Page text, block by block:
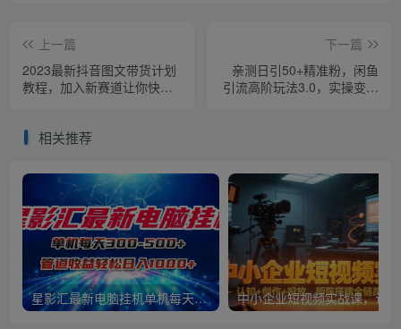
上一篇
2023最新抖音图文带货计划
教程，加入新赛道让你快速
下一篇
亲测日引50+精准粉，闲鱼
引流高阶玩法3.0，实操变现
相关推荐
星影汇最新电脑挂机单机每天300+团队管道收益轻松日入1000+